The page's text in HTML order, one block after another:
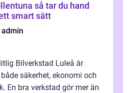
tar du hand
smart sätt
admin
Bilverkstad Luleå är
säkerhet, ekonomi och
En bra verkstad gör mer än